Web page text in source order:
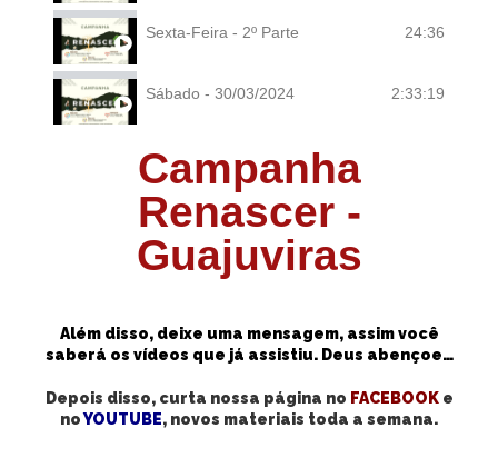
Sexta-Feira - 2º Parte 24:36
Sábado - 30/03/2024 2:33:19
Campanha
Renascer -
Guajuviras
Além disso, deixe uma mensagem, assim você
saberá os vídeos que já assistiu. Deus abençoe…
Depois disso, curta nossa página no FACEBOOKe
noYOUTUBE, novos materiais toda a semana.